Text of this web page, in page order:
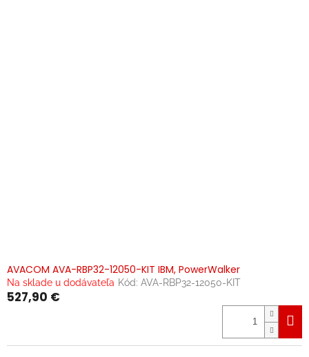
AVACOM AVA-RBP32-12050-KIT IBM, PowerWalker
Na sklade u dodávateľa Kód: AVA-RBP32-12050-KIT
527,90 €